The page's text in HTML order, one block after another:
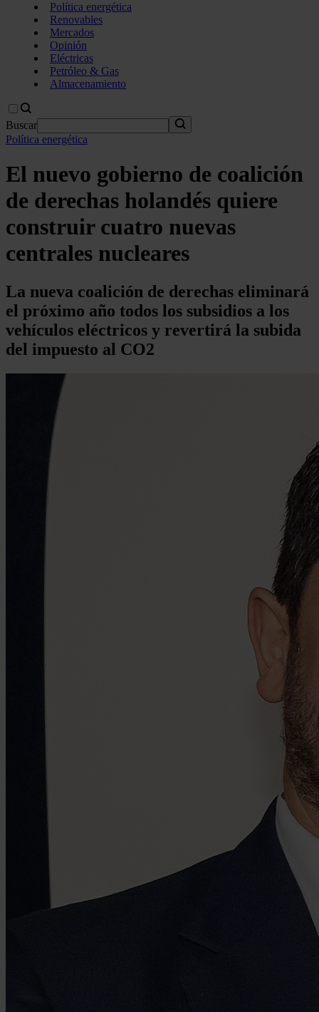
Política energética
Renovables
Mercados
Opinión
Eléctricas
Petróleo & Gas
Almacenamiento
Buscar
Política energética
El nuevo gobierno de coalición
de derechas holandés quiere
construir cuatro nuevas
centrales nucleares
La nueva coalición de derechas eliminará
el próximo año todos los subsidios a los
vehículos eléctricos y revertirá la subida
del impuesto al CO2